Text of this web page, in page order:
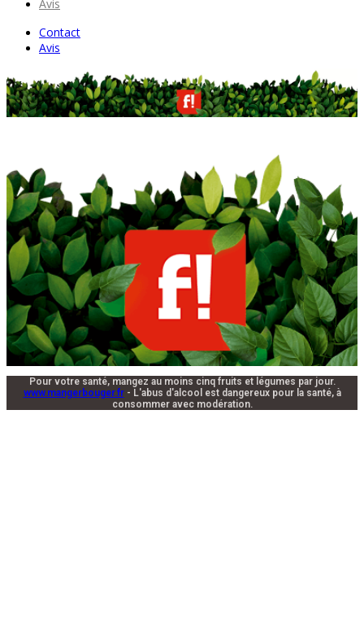
Avis
Contact
Avis
Pour votre santé, mangez au moins cinq fruits et légumes par jour.
www.mangerbouger.fr- L'abus d'alcool est dangereux pour la santé, à
consommer avec modération.